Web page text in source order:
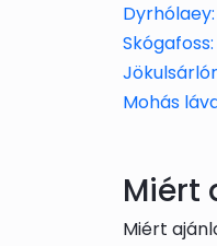
Mohás
Miért
Miért